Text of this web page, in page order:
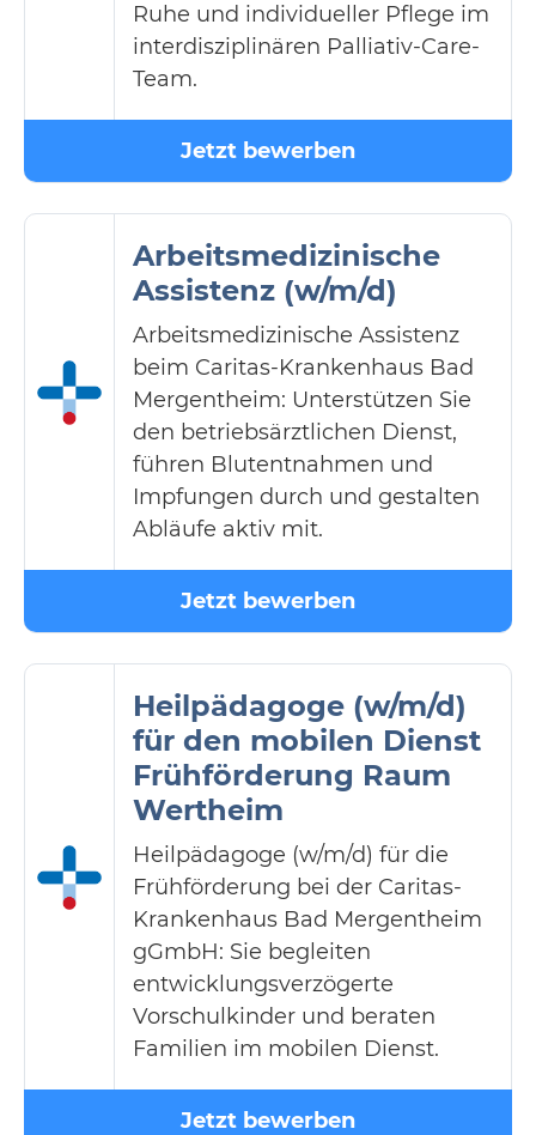
Ruhe und individueller Pflege im
interdisziplinären Palliativ-Care-
Team.
Jetzt bewerben
Arbeitsmedizinische
Assistenz (w/m/d)
Arbeitsmedizinische Assistenz
beim Caritas-Krankenhaus Bad
Mergentheim: Unterstützen Sie
den betriebsärztlichen Dienst,
führen Blutentnahmen und
Impfungen durch und gestalten
Abläufe aktiv mit.
Jetzt bewerben
Heilpädagoge (w/m/d)
für den mobilen Dienst
Frühförderung Raum
Wertheim
Heilpädagoge (w/m/d) für die
Frühförderung bei der Caritas-
Krankenhaus Bad Mergentheim
gGmbH: Sie begleiten
entwicklungsverzögerte
Vorschulkinder und beraten
Familien im mobilen Dienst.
Jetzt bewerben